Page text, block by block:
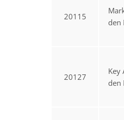
20115
den
20127
Key
den